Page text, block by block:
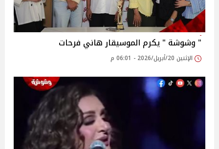
" وشوشة " يكرم الموسيقار هاني فرحات
الإثنين 20/أبريل/2026 - 06:01 م